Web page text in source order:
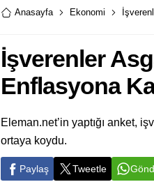
Anasayfa Ekonomi
İşverenler
Enflasyona
Eleman.net’in yaptığı anket,
ortaya koydu.
Paylaş Tweetle